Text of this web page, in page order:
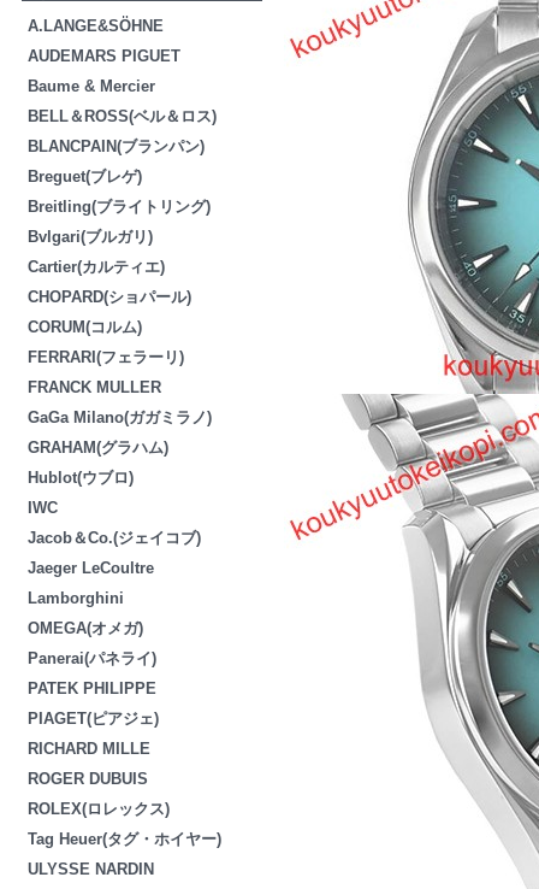
A.LANGE&SÖHNE
AUDEMARS PIGUET
Baume & Mercier
BELL＆ROSS(ベル＆ロス)
BLANCPAIN(ブランパン)
Breguet(ブレゲ)
Breitling(ブライトリング)
Bvlgari(ブルガリ)
Cartier(カルティエ)
CHOPARD(ショパール)
CORUM(コルム)
FERRARI(フェラーリ)
FRANCK MULLER
GaGa Milano(ガガミラノ)
GRAHAM(グラハム)
Hublot(ウブロ)
IWC
Jacob＆Co.(ジェイコブ)
Jaeger LeCoultre
Lamborghini
OMEGA(オメガ)
Panerai(パネライ)
PATEK PHILIPPE
PIAGET(ピアジェ)
RICHARD MILLE
ROGER DUBUIS
ROLEX(ロレックス)
Tag Heuer(タグ・ホイヤー)
ULYSSE NARDIN